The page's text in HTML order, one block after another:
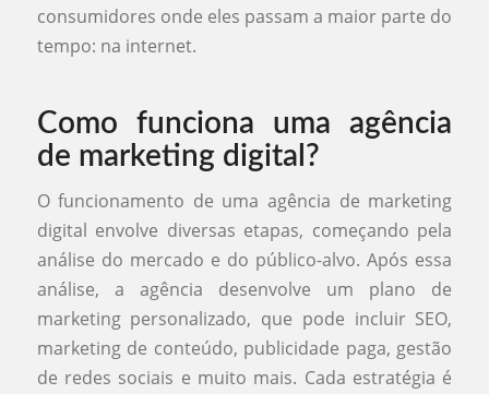
consumidores onde eles passam a maior parte do
tempo: na internet.
Como funciona uma agência
de marketing digital?
O funcionamento de uma agência de marketing
digital envolve diversas etapas, começando pela
análise do mercado e do público-alvo. Após essa
análise, a agência desenvolve um plano de
marketing personalizado, que pode incluir SEO,
marketing de conteúdo, publicidade paga, gestão
de redes sociais e muito mais. Cada estratégia é